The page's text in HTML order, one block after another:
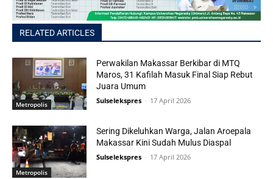
RELATED ARTICLES
Metropolis
Perwakilan Makassar Berkibar di MTQ
Maros, 31 Kafilah Masuk Final Siap Rebut
Juara Umum
Sulselekspres - 17 April 2026
Metropolis
Sering Dikeluhkan Warga, Jalan Aroepala
Makassar Kini Sudah Mulus Diaspal
Sulselekspres - 17 April 2026